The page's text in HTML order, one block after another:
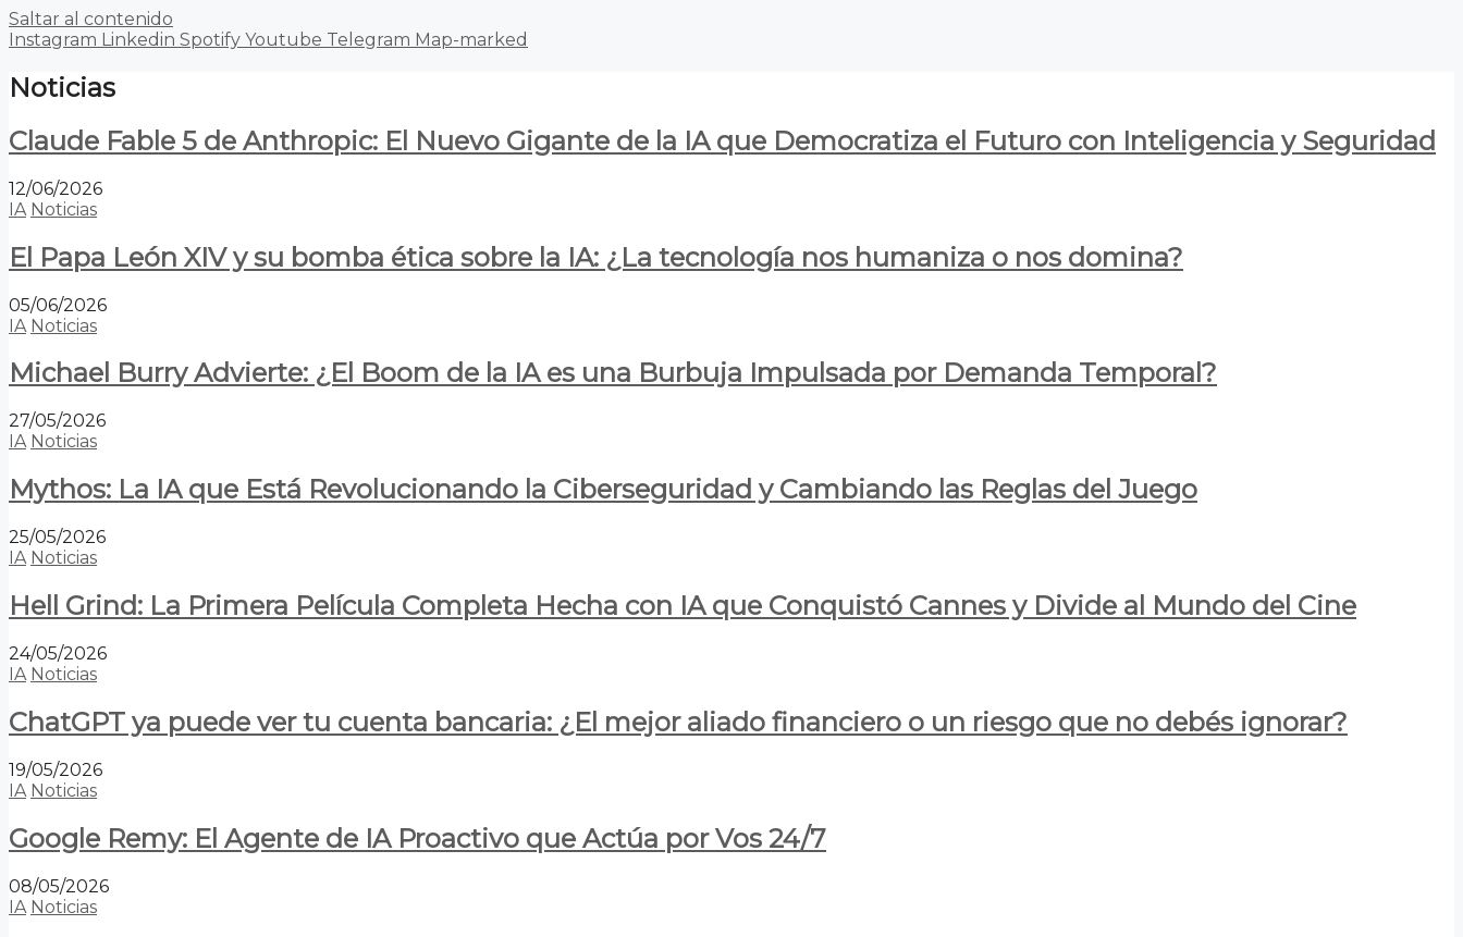
Saltar al contenido
Instagram Linkedin Spotify Youtube Telegram Map-marked
Noticias
Claude Fable 5 de Anthropic: El Nuevo Gigante de la IA que Democratiza el Futuro con Inteligencia y Seguridad
12/06/2026
IA Noticias
El Papa León XIV y su bomba ética sobre la IA: ¿La tecnología nos humaniza o nos domina?
05/06/2026
IA Noticias
Michael Burry Advierte: ¿El Boom de la IA es una Burbuja Impulsada por Demanda Temporal?
27/05/2026
IA Noticias
Mythos: La IA que Está Revolucionando la Ciberseguridad y Cambiando las Reglas del Juego
25/05/2026
IA Noticias
Hell Grind: La Primera Película Completa Hecha con IA que Conquistó Cannes y Divide al Mundo del Cine
24/05/2026
IA Noticias
ChatGPT ya puede ver tu cuenta bancaria: ¿El mejor aliado financiero o un riesgo que no debés ignorar?
19/05/2026
IA Noticias
Google Remy: El Agente de IA Proactivo que Actúa por Vos 24/7
08/05/2026
IA Noticias